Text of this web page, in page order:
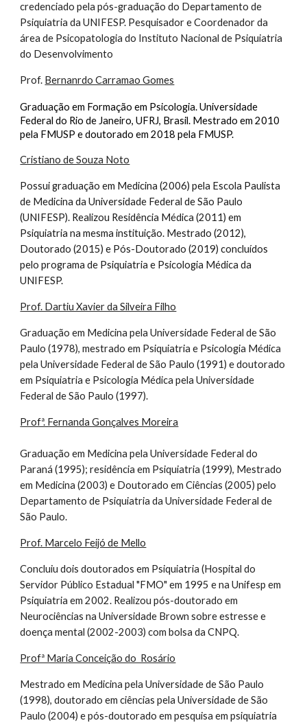
credenciado pela pós-graduação do Departamento de
Psiquiatria da UNIFESP. Pesquisador e Coordenador da
área de Psicopatologia do Instituto Nacional de Psiquiatria
do Desenvolvimento
Prof. Bernanrdo Carramao Gomes
Graduação em Formação em Psicologia. Universidade
Federal do Rio de Janeiro, UFRJ, Brasil. Mestrado em 2010
pela FMUSP e doutorado em 2018 pela FMUSP.
Cristiano de Souza Noto
Possui graduação em Medicina (2006) pela Escola Paulista
de Medicina da Universidade Federal de São Paulo
(UNIFESP). Realizou Residência Médica (2011) em
Psiquiatria na mesma instituição. Mestrado (2012),
Doutorado (2015) e Pós-Doutorado (2019) concluídos
pelo programa de Psiquiatria e Psicologia Médica da
UNIFESP.
Prof. Dartiu Xavier da Silveira Filho
Graduação em Medicina pela Universidade Federal de São
Paulo (1978), mestrado em Psiquiatria e Psicologia Médica
pela Universidade Federal de São Paulo (1991) e doutorado
em Psiquiatria e Psicologia Médica pela Universidade
Federal de São Paulo (1997).
Profª. Fernanda Gonçalves Moreira
Graduação em Medicina pela Universidade Federal do
Paraná (1995); residência em Psiquiatria (1999), Mestrado
em Medicina (2003) e Doutorado em Ciências (2005) pelo
Departamento de Psiquiatria da Universidade Federal de
São Paulo.
Prof. Marcelo Feijó de Mello
Concluiu dois doutorados em Psiquiatria (Hospital do
Servidor Público Estadual "FMO" em 1995 e na Unifesp em
Psiquiatria em 2002. Realizou pós-doutorado em
Neurociências na Universidade Brown sobre estresse e
doença mental (2002-2003) com bolsa da CNPQ.
Profª Maria Conceição do Rosário
Mestrado em Medicina pela Universidade de São Paulo
(1998), doutorado em ciências pela Universidade de São
Paulo (2004) e pós-doutorado em pesquisa em psiquiatria